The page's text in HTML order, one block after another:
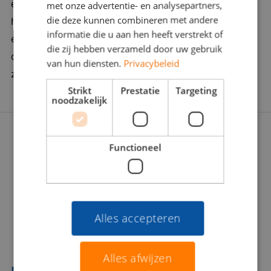
en kostenefficiënt te laten verlopen. Bedrijf in
vijf woorden: transparant, ambitieus,
internationaal, gedreven, ondernemend
ervaring en een vleugje verleidingskracht. Want soms
heb je een duwtje in de rug nodig. Wij zijn er om je
een zinvolle carrièrestap te laten zetten. Daarom
doorgronden we jou én de werkgever stevig: Wat
zoeken jullie écht? Zijn jullie voor elkaar gemaakt?
met onze advertentie- en analysepartners,
die deze kunnen combineren met andere
informatie die u aan hen heeft verstrekt of
die zij hebben verzameld door uw gebruik
van hun diensten. Privacybeleid
Strikt
noodzakelijk
Prestatie Targeting
Functioneel
Alles accepteren
Alles afwijzen